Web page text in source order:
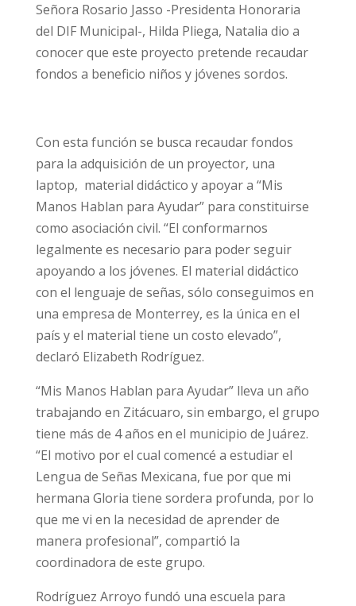
Señora Rosario Jasso -Presidenta Honoraria
del DIF Municipal-, Hilda Pliega, Natalia dio a
conocer que este proyecto pretende recaudar
fondos a beneficio niños y jóvenes sordos.
Con esta función se busca recaudar fondos
para la adquisición de un proyector, una
laptop, material didáctico y apoyar a “Mis
Manos Hablan para Ayudar” para constituirse
como asociación civil. “El conformarnos
legalmente es necesario para poder seguir
apoyando a los jóvenes. El material didáctico
con el lenguaje de señas, sólo conseguimos en
una empresa de Monterrey, es la única en el
país y el material tiene un costo elevado”,
declaró Elizabeth Rodríguez.
“Mis Manos Hablan para Ayudar” lleva un año
trabajando en Zitácuaro, sin embargo, el grupo
tiene más de 4 años en el municipio de Juárez.
“El motivo por el cual comencé a estudiar el
Lengua de Señas Mexicana, fue por que mi
hermana Gloria tiene sordera profunda, por lo
que me vi en la necesidad de aprender de
manera profesional”, compartió la
coordinadora de este grupo.
Rodríguez Arroyo fundó una escuela para